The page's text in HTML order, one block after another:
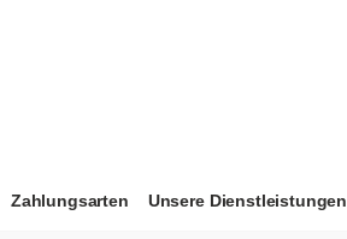
Zahlungsarten Unsere Dienstleistungen